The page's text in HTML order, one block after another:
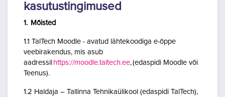
kasutustingimused
1. Mõisted
1.1 TalTech Moodle - avatud lähtekoodiga e-õppe
veebirakendus, mis asub
aadressil https://moodle.taltech.ee, (edaspidi Moodle või
Teenus).
1.2 Haldaja – Tallinna Tehnikaülikool (edaspidi TalTech),